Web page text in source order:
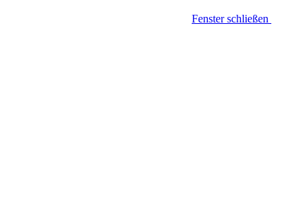
Fenster schließen